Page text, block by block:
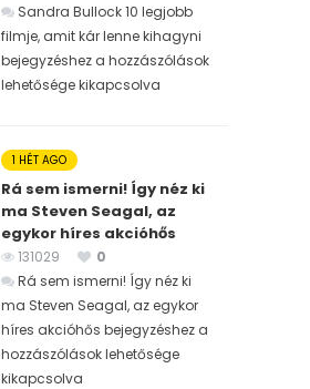
Sandra Bullock 10 legjobb
filmje, amit kár lenne kihagyni
bejegyzéshez a hozzászólások
lehetősége kikapcsolva
1 HÉT AGO
Rá sem ismerni! Így néz ki
ma Steven Seagal, az
egykor híres akcióhős
131029
0
Rá sem ismerni! Így néz ki
ma Steven Seagal, az egykor
híres akcióhős bejegyzéshez a
hozzászólások lehetősége
kikapcsolva